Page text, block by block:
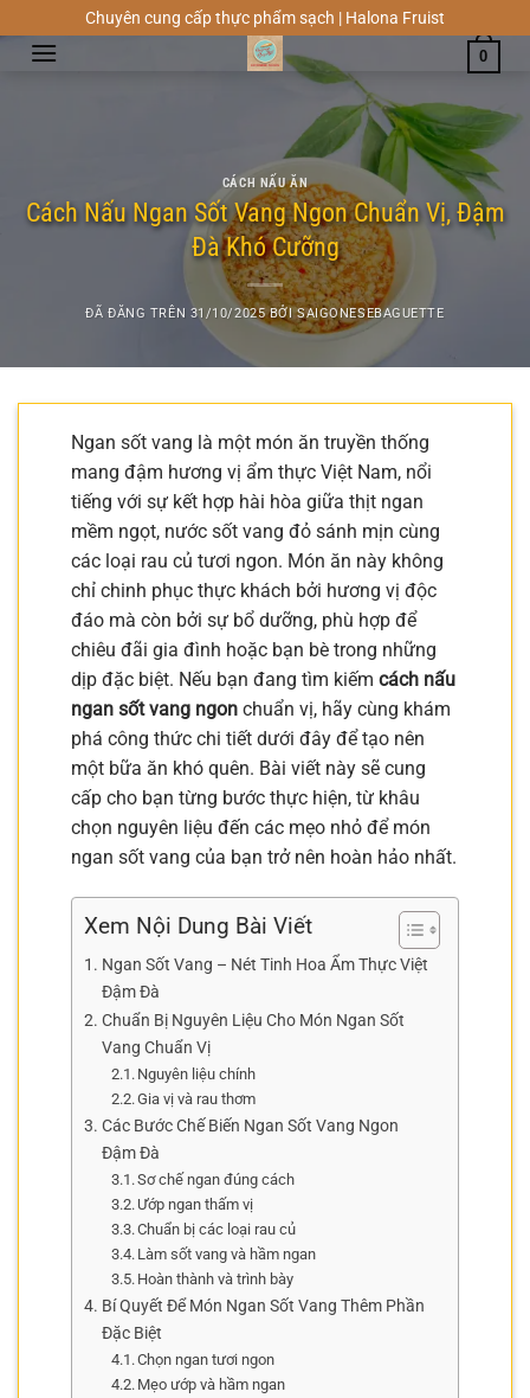
đến
Chuyên cung cấp thực phẩm sạch | Halona Fruist
0
CÁCH NẤU ĂN
Cách Nấu Ngan Sốt Vang Ngon Chuẩn Vị, Đậm
Đà Khó Cưỡng
ĐÃ ĐĂNG TRÊN 31/10/2025 BỞISAIGONESEBAGUETTE
Ngan sốt vang là một món ăn truyền thống
mang đậm hương vị ẩm thực Việt Nam, nổi
tiếng với sự kết hợp hài hòa giữa thịt ngan
mềm ngọt, nước sốt vang đỏ sánh mịn cùng
các loại rau củ tươi ngon. Món ăn này không
chỉ chinh phục thực khách bởi hương vị độc
đáo mà còn bởi sự bổ dưỡng, phù hợp để
chiêu đãi gia đình hoặc bạn bè trong những
dịp đặc biệt. Nếu bạn đang tìm kiếm cách nấu
ngan sốt vang ngon chuẩn vị, hãy cùng khám
phá công thức chi tiết dưới đây để tạo nên
một bữa ăn khó quên. Bài viết này sẽ cung
cấp cho bạn từng bước thực hiện, từ khâu
chọn nguyên liệu đến các mẹo nhỏ để món
ngan sốt vang của bạn trở nên hoàn hảo nhất.
Xem Nội Dung Bài Viết
Ngan Sốt Vang – Nét Tinh Hoa Ẩm Thực Việt
Đậm Đà
Chuẩn Bị Nguyên Liệu Cho Món Ngan Sốt
Vang Chuẩn Vị
Nguyên liệu chính
Gia vị và rau thơm
Các Bước Chế Biến Ngan Sốt Vang Ngon
Đậm Đà
Sơ chế ngan đúng cách
Ướp ngan thấm vị
Chuẩn bị các loại rau củ
Làm sốt vang và hầm ngan
Hoàn thành và trình bày
Bí Quyết Để Món Ngan Sốt Vang Thêm Phần
Đặc Biệt
Chọn ngan tươi ngon
Mẹo ướp và hầm ngan